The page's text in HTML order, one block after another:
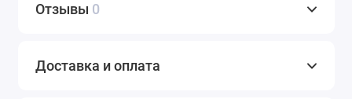
Отзывы 0
Доставка и оплата